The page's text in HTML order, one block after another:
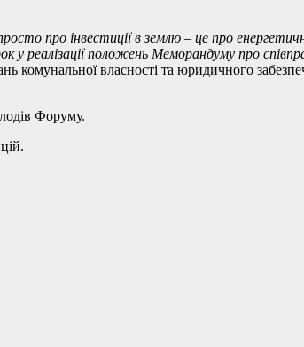
про інвестиції в землю – це про
у реалізації положень Меморандуму про
комунальної власності та юридичного
Форуму.